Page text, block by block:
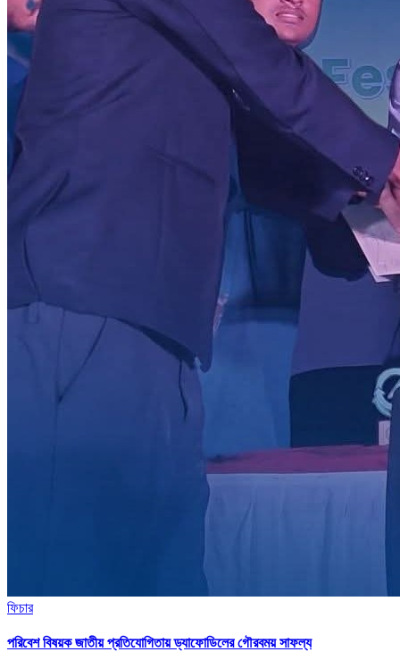
ফিচার
পরিবেশ বিষয়ক জাতীয় প্রতিযোগিতায় ড্যাফোডিলের গৌরবময় সাফল্য